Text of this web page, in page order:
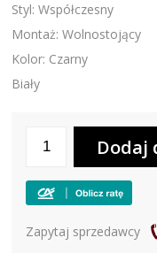
Styl: Współczesny
Montaż: Wolnostojący
Kolor: Czarny
Biały
Zapytaj sprzedawcy